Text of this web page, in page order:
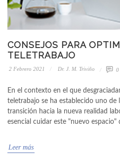
CONSEJOS PARA
TELETRABAJO
2 Febrero 2021 Dr. J. M. Triviño 0
En el contexto en el que
teletrabajo se ha establecido uno de
transición hacia la nueva realidad
esencial cuidar este "nuevo espacio"
Leer más